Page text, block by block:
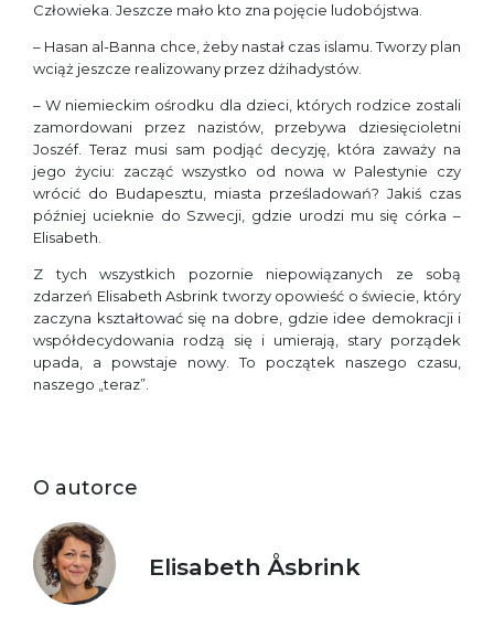
Człowieka. Jeszcze mało kto zna pojęcie ludobójstwa.
– Hasan al-Banna chce, żeby nastał czas islamu. Tworzy plan
wciąż jeszcze realizowany przez dżihadystów.
– W niemieckim ośrodku dla dzieci, których rodzice zostali
zamordowani przez nazistów, przebywa dziesięcioletni
Joszéf. Teraz musi sam podjąć decyzję, która zaważy na
jego życiu: zacząć wszystko od nowa w Palestynie czy
wrócić do Budapesztu, miasta prześladowań? Jakiś czas
później ucieknie do Szwecji, gdzie urodzi mu się córka –
Elisabeth.
Z tych wszystkich pozornie niepowiązanych ze sobą
zdarzeń Elisabeth Asbrink tworzy opowieść o świecie, który
zaczyna kształtować się na dobre, gdzie idee demokracji i
współdecydowania rodzą się i umierają, stary porządek
upada, a powstaje nowy. To początek naszego czasu,
naszego „teraz”.
O autorce
Elisabeth Åsbrink